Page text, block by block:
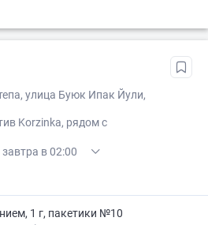
улица Буюк Ипак Йули,
Korzinka, рядом с
в 02:00
1 г, пакетики №10